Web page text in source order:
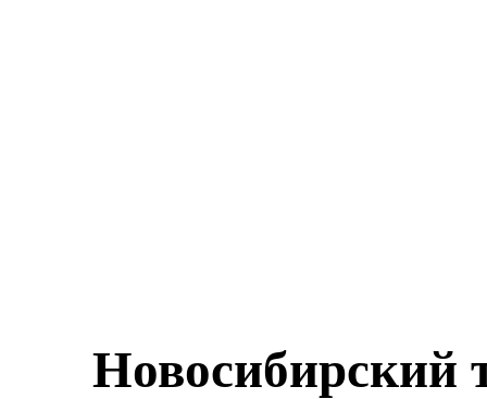
Новосибирский